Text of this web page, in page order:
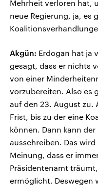
Mehrheit verloren hat,
neue Regierung, ja, es
Akgün: Erdogan hat ja
gesagt, dass er nichts
von einer
vorzubereiten. Also es
auf den 23. August zu.
Frist, bis zu der eine
können. Dann kann
ausschreiben. Das
Meinung, dass er
Präsidentenamt
ermöglicht. Deswegen